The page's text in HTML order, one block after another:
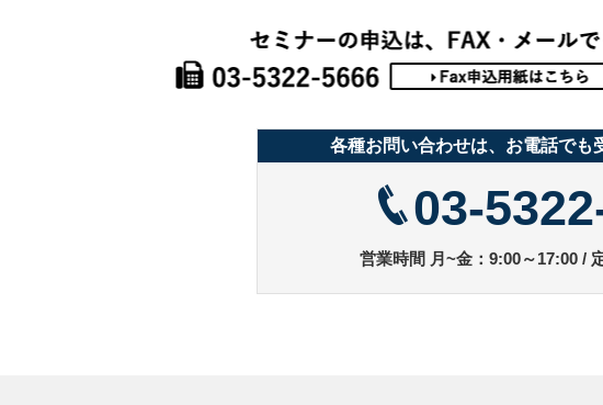
各種お問い合わせは、お電話でも
03-
営業時間 月~金：9:00～17:00 /